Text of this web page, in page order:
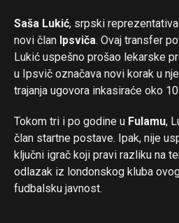
Saša Lukić, srpski
novi član Ipsviča. Ovaj transfer
Lukić uspešno prošao lekarske
u Ipsvič označava novi korak u
trajanja ugovora inkasiraće oko
Tokom tri i po godine u Fulamu,
član startne postave. Ipak, nije
ključni igrač koji pravi razliku na
odlazak iz londonskog kluba
fudbalsku javnost.